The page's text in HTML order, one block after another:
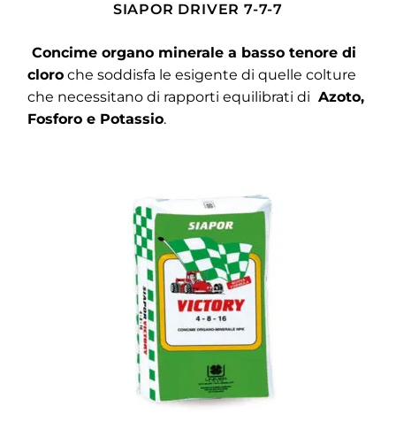
SIAPOR DRIVER 7-7-7
Concime organo minerale a basso tenore di
cloro che soddisfa le esigente di quelle colture
che necessitano di rapporti equilibrati di Azoto,
Fosforo e Potassio.